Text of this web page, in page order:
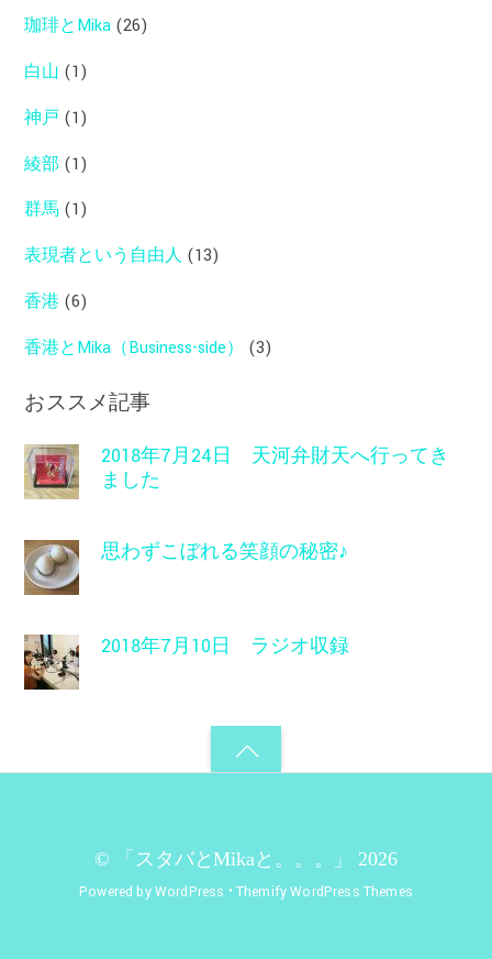
珈琲とMika (26)
白山 (1)
神戸 (1)
綾部 (1)
群馬 (1)
表現者という自由人 (13)
香港 (6)
香港とMika（Business-side）
(3)
おススメ記事
2018年7月24日 天河弁財天へ行ってき
ました
思わずこぼれる笑顔の秘密♪
2018年7月10日 ラジオ収録
© 「スタバとMikaと。。。」 2026
Powered byWordPress • Themify WordPress Themes